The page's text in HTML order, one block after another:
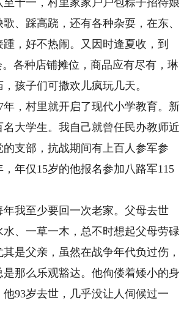
十一，村里家家户户包粽子招待娘
、踩高跷，还有各种杂耍，在东、
，好不热闹。又因时逢夏收，到
各种店铺摊位，商品应有尽有，琳
孩子们可撒欢儿疯玩几天。
，村里就开启了现代小学教育。新
大学生。我自己就曾任民办教师近
支部，抗战期间有上百人参军参
年仅15岁的他报名参加八路军115
我至少要回一次老家。父母去世
、一草一木，总不时想起父母劳碌
是父亲，虽然在战争年代负过伤，
那么乐观豁达。他佝偻着矮小的身
93岁去世，几乎没让人伺候过一